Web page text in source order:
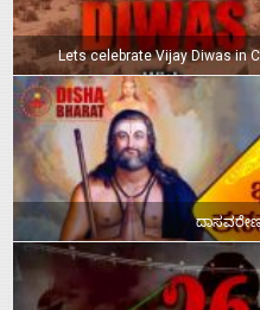
Lets celebrate Vijay Diwas in